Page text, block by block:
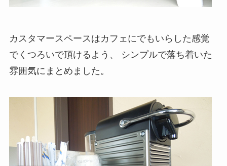
カスタマースペースはカフェにでもいらした感覚
でくつろいで頂けるよう、 シンプルで落ち着いた
雰囲気にまとめました。